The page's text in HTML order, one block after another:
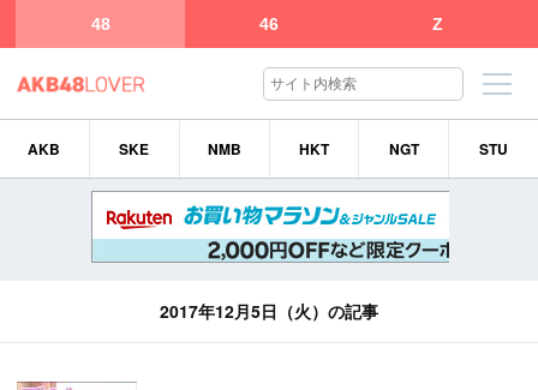
48 46 Z
AKB SKE NMB HKT NGT STU
2017年12月5日（火）の記事